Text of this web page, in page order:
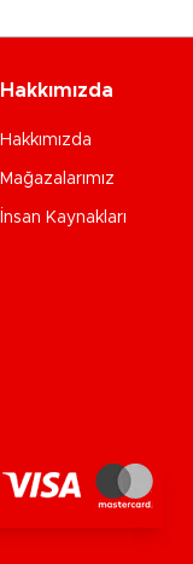
Hakkımızda
Hakkımızda
Mağazalarımız
İnsan Kaynakları